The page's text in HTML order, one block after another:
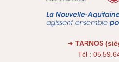
➜ TARNOS
Tél :